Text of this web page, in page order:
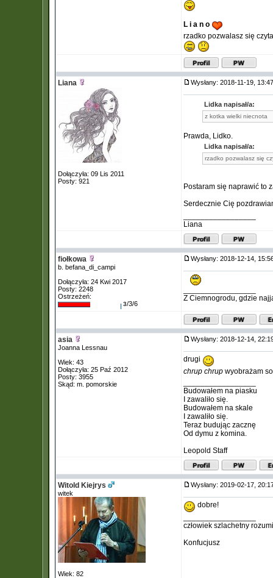
L i a n o
rzadko pozwalasz się
Liana
Dołączyła: 09 Lis 2011
Posty: 921
Wysłany: 2018-11-19,
Lidka napisał/a:
z kotka wielki niecnota
Prawda, Lidko.
Lidka napisał/a:
rzadko pozwalasz się
Postaram się naprawić to
Serdecznie Cię
Liana
fiołkowa
b. befana_di_campi
Dołączyła: 24 Kwi 2017
Posty: 2248
Ostrzeżeń:
3/3/6
Wysłany: 2018-12-14,
Z Ciemnogrodu, gdzie
asia
Joanna Lessnau
Wiek: 43
Dołączyła: 25 Paź 2012
Posty: 3955
Skąd: m. pomorskie
Wysłany: 2018-12-14,
drugi
chrup chrup wyobrażam
Budowałem na piasku
I zawaliło się.
Budowałem na skale
I zawaliło się.
Teraz budując zacznę
Od dymu z komina.
Leopold Staff
Witold Kiejrys
witek
Wiek: 82
Wysłany: 2019-02-17,
dobre!
człowiek szlachetny
Konfucjusz